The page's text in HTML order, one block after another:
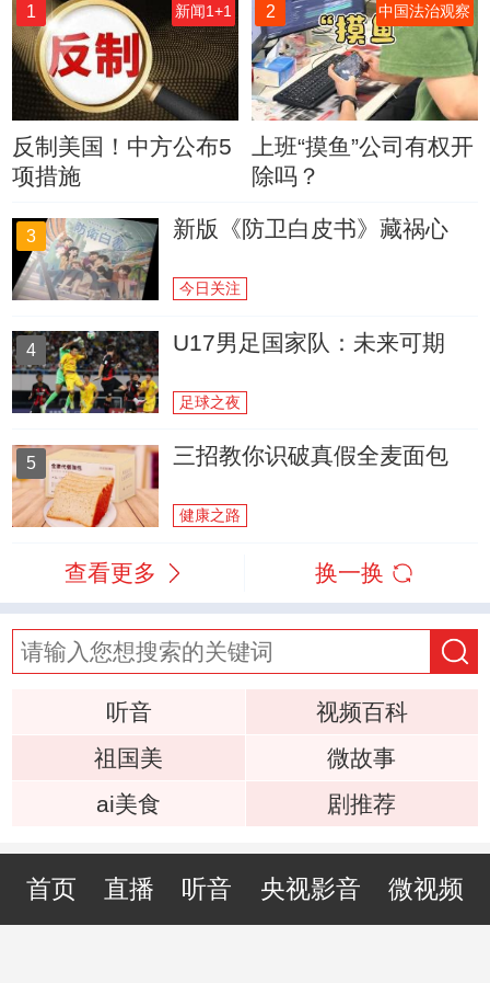
1 新闻1+1
反制美国！中方公布5
项措施
2 中国法治观察
上班“摸鱼”公司有权开
除吗？
3 新版《防卫白皮书》藏祸心
今日关注
4 U17男足国家队：未来可期
足球之夜
5 三招教你识破真假全麦面包
健康之路
查看更多 换一换
听音
视频百科
祖国美
微故事
ai美食
剧推荐
首页 直播 听音 央视影音 微视频